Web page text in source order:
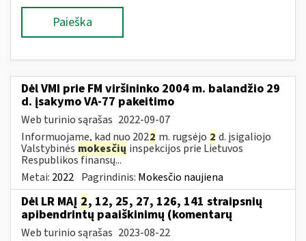
Paieška
Dėl VMI prie FM viršininko 2004 m. balandžio 29
d. įsakymo VA-77 pakeitimo
Web turinio sąrašas 2022-09-07
Informuojame, kad nuo 2022 m. rugsėjo 2 d. įsigaliojo
Valstybinės mokesčių inspekcijos prie Lietuvos
Respublikos finansų...
Metai: 2022 Pagrindinis: Mokesčio naujiena
Dėl LR MAĮ 2, 12, 25, 27, 126, 141 straipsnių
apibendrintų paaiškinimų (komentarų
Web turinio sąrašas 2023-08-22